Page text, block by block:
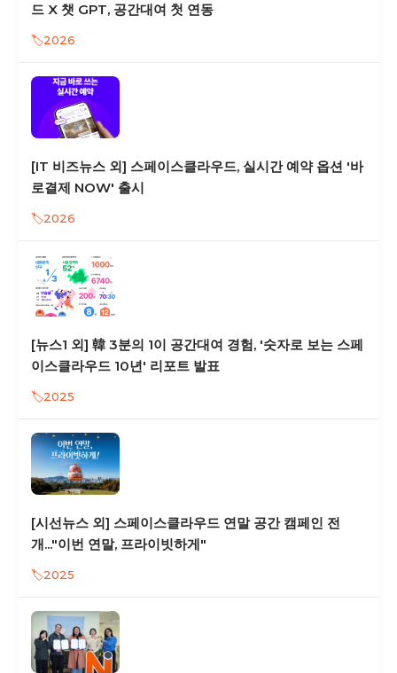
드 X 챗 GPT, 공간대여 첫 연동
2026
[IT 비즈뉴스 외] 스페이스클라우드, 실시간 예약 옵션 '바
로결제 NOW' 출시
2026
[뉴스1 외] 韓 3분의 1이 공간대여 경험, '숫자로 보는 스페
이스클라우드 10년' 리포트 발표
2025
[시선뉴스 외] 스페이스클라우드 연말 공간 캠페인 전
개..."이번 연말, 프라이빗하게"
2025